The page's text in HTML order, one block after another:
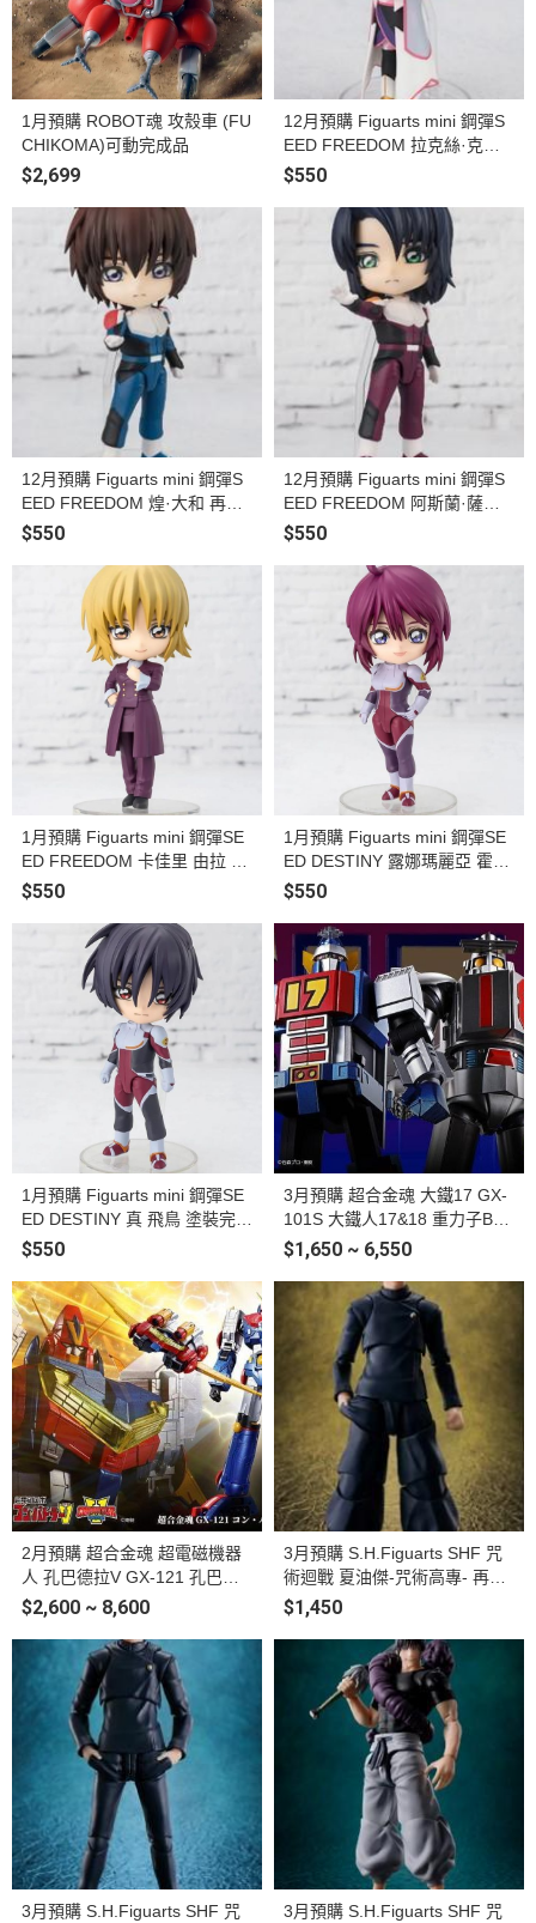
1月預購 ROBOT魂 攻殼車 (FU
CHIKOMA)可動完成品
$2,699
12月預購 Figuarts mini 鋼彈S
EED FREEDOM 拉克絲·克萊
因 再販 塗裝完成品
$550
12月預購 Figuarts mini 鋼彈S
EED FREEDOM 煌·大和 再販
再販 塗裝完成品
$550
12月預購 Figuarts mini 鋼彈S
EED FREEDOM 阿斯蘭·薩拉
再販 塗裝完成品
$550
1月預購 Figuarts mini 鋼彈SE
ED FREEDOM 卡佳里 由拉 阿
斯哈 塗裝完成品
$550
1月預購 Figuarts mini 鋼彈SE
ED DESTINY 露娜瑪麗亞 霍克
塗裝完成品
$550
1月預購 Figuarts mini 鋼彈SE
ED DESTINY 真 飛鳥 塗裝完成
品
$550
3月預購 超合金魂 大鐵17 GX-
101S 大鐵人17&18 重力子BO
X 可動完成品
$1,650 ~ 6,550
2月預購 超合金魂 超電磁機器
人 孔巴德拉V GX-121 孔巴德
拉V6 可動完成品
$2,600 ~ 8,600
3月預購 S.H.Figuarts SHF 咒
術迴戰 夏油傑-咒術高專- 再販
可動完成品
$1,450
3月預購 S.H.Figuarts SHF 咒
3月預購 S.H.Figuarts SHF 咒